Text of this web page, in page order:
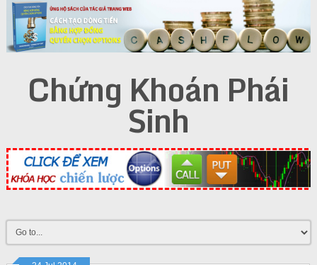
Chứng Khoán Phái
Sinh